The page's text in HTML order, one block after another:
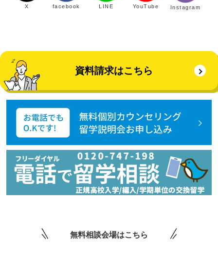
X facebook LINE YouTube Instagram
資料請求はこちら
無料相談会場はこちら